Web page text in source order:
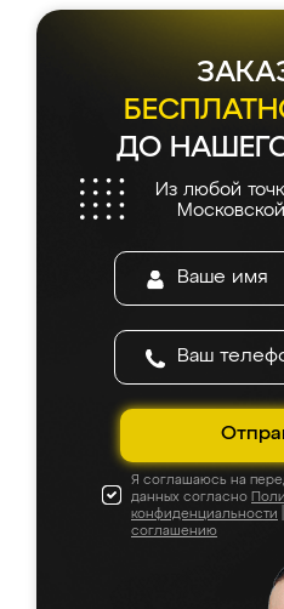
ДО
Из любой
Я соглашаюсь на
данных согласно
конфиденциальности
соглашению